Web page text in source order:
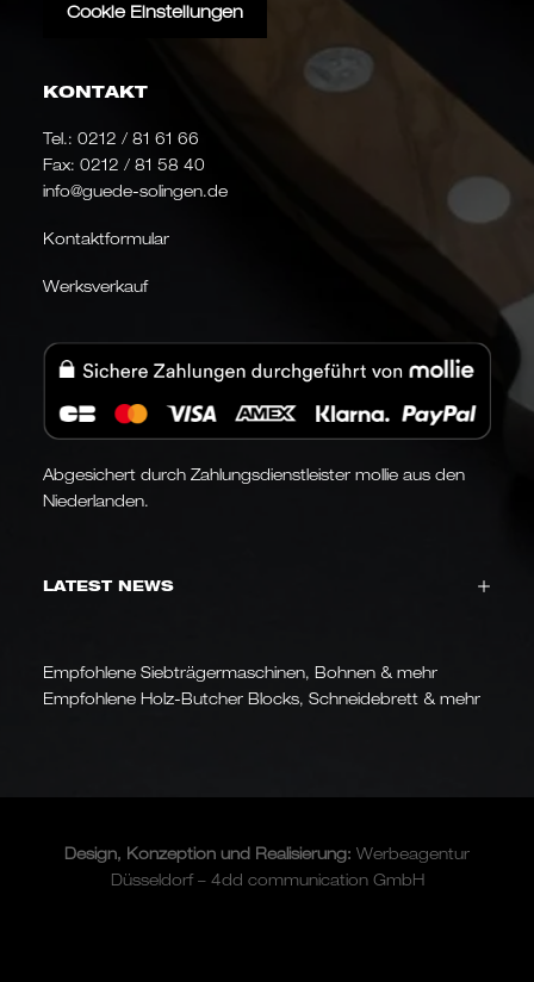
Cookie Einstellungen
KONTAKT
Tel.: 0212 / 81 61 66
Fax: 0212 / 81 58 40
info@guede-solingen.de
Kontaktformular
Werksverkauf
Abgesichert durch Zahlungsdienstleister mollie aus den
Niederlanden.
LATEST NEWS
Empfohlene Siebträgermaschinen, Bohnen & mehr
Empfohlene Holz-Butcher Blocks, Schneidebrett & mehr
Design, Konzeption und Realisierung: Werbeagentur
Düsseldorf – 4dd communication GmbH